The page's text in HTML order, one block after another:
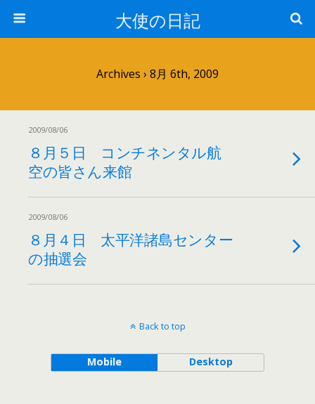
大使の日記
Archives › 8月 6th, 2009
2009/08/06
８月５日 コンチネンタル航
空の皆さん来館
2009/08/06
８月４日 太平洋諸島センター
の抽選会
Back to top
Mobile Desktop